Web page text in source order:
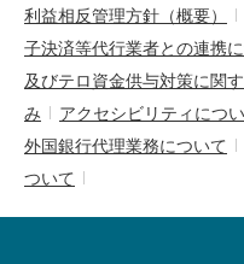
利益相反管理方針（概要）
子決済等代行業者との連携
及びテロ資金供与対策に関
み
アクセシビリティにつ
外国銀行代理業務について
ついて